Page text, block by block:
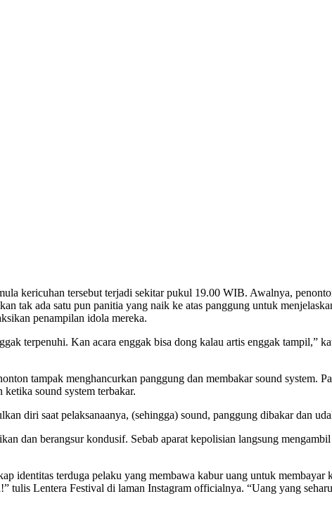
kericuhan tersebut terjadi sekitar pukul 19.00 WIB. Awalnya,
tak ada satu pun panitia yang naik ke atas panggung untuk
penampilan idola mereka.
terpenuhi. Kan acara enggak bisa dong kalau artis enggak
tampak menghancurkan panggung dan membakar sound system.
sound system terbakar.
diri saat pelaksanaanya, (sehingga) sound, panggung dibakar dan
dan berangsur kondusif. Sebab aparat kepolisian langsung
identitas terduga pelaku yang membawa kabur uang untuk
tulis Lentera Festival di laman Instagram officialnya. “Uang yang